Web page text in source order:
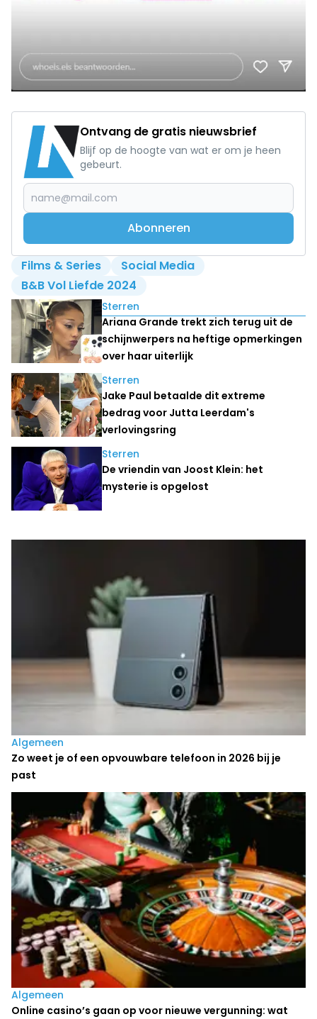
Ontvang de gratis nieuwsbrief
Blijf op de hoogte van wat er om je heen
gebeurt.
Abonneren
Films & Series
Social Media
B&B Vol Liefde 2024
Lees ook
Sterren
Ariana Grande trekt zich terug uit de
schijnwerpers na heftige opmerkingen
over haar uiterlijk
Sterren
Jake Paul betaalde dit extreme
bedrag voor Jutta Leerdam's
verlovingsring
Sterren
De vriendin van Joost Klein: het
mysterie is opgelost
Laatste nieuws
Algemeen
Zo weet je of een opvouwbare telefoon in 2026 bij je
past
Algemeen
Online casino’s gaan op voor nieuwe vergunning: wat